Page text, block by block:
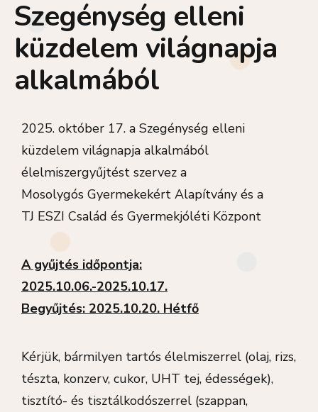
Szegénység elleni
küzdelem világnapja
alkalmából
2025. október 17. a Szegénység elleni
küzdelem világnapja alkalmából
élelmiszergyűjtést szervez a
Mosolygós Gyermekekért Alapítvány és a
TJ ESZI Család és Gyermekjóléti Központ
A gyűjtés időpontja:
2025.10.06.-2025.10.17.
Begyűjtés: 2025.10.20. Hétfő
Kérjük, bármilyen tartós élelmiszerrel (olaj, rizs,
tészta, konzerv, cukor, UHT tej, édességek),
tisztító- és tisztálkodószerrel (szappan,